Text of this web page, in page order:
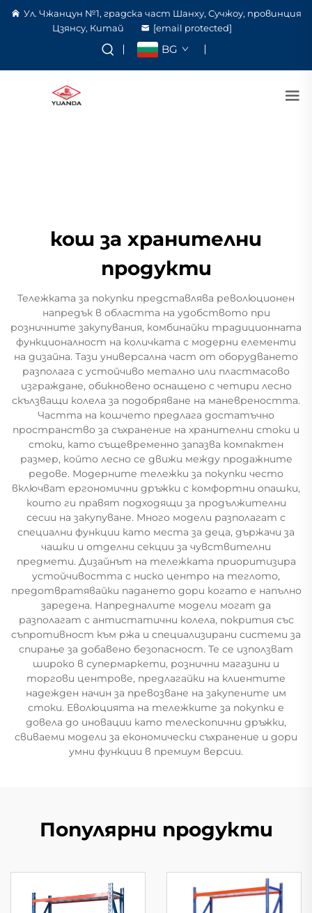
Ул. Чжанцун №1, градска част Шанху, Сучжоу, провинция
Цзянсу, Китай
[email protected]
BG
кош за хранителни
продукти
Тележката за покупки представлява революционен
напредък в областта на удобството при
розничните закупувания, комбинайки традиционната
функционалност на количката с модерни елементи
на дизайна. Тази универсална част от оборудването
разполага с устойчиво метално или пластмасово
изграждане, обикновено оснащено с четири лесно
скълзващи колела за подобряване на маневреността.
Частта на кошчето предлага достатъчно
пространство за съхранение на хранителни стоки и
стоки, като същевременно запазва компактен
размер, който лесно се движи между продажните
редове. Модерните тележки за покупки често
включват ергономични дръжки с комфортни опашки,
които ги правят подходящи за продължителни
сесии на закупуване. Много модели разполагат с
специални функции като места за деца, държачи за
чашки и отделни секции за чувствителни
предмети. Дизайнът на тележката приоритизира
устойчивостта с ниско центро на теглото,
предотвратявайки падането дори когато е напълно
заредена. Напредналите модели могат да
разполагат с антистатични колела, покрития със
съпротивност към ржа и специализирани системи за
спирање за добавено безопасност. Те се използват
широко в супермаркети, рознични магазини и
торгови центрове, предлагайки на клиентите
надежден начин за превозване на закупените им
стоки. Еволюцията на тележките за покупки е
довела до иновации като телескопични дръжки,
свиваеми модели за економически съхранение и дори
умни функции в премиум версии.
Популярни продукти